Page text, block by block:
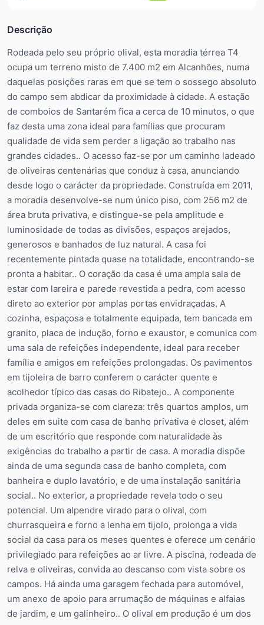
Descrição
Rodeada pelo seu próprio olival, esta moradia térrea T4
ocupa um terreno misto de 7.400 m2 em Alcanhões, numa
daquelas posições raras em que se tem o sossego absoluto
do campo sem abdicar da proximidade à cidade. A estação
de comboios de Santarém fica a cerca de 10 minutos, o que
faz desta uma zona ideal para famílias que procuram
qualidade de vida sem perder a ligação ao trabalho nas
grandes cidades.. O acesso faz-se por um caminho ladeado
de oliveiras centenárias que conduz à casa, anunciando
desde logo o carácter da propriedade. Construída em 2011,
a moradia desenvolve-se num único piso, com 256 m2 de
área bruta privativa, e distingue-se pela amplitude e
luminosidade de todas as divisões, espaços arejados,
generosos e banhados de luz natural. A casa foi
recentemente pintada quase na totalidade, encontrando-se
pronta a habitar.. O coração da casa é uma ampla sala de
estar com lareira e parede revestida a pedra, com acesso
direto ao exterior por amplas portas envidraçadas. A
cozinha, espaçosa e totalmente equipada, tem bancada em
granito, placa de indução, forno e exaustor, e comunica com
uma sala de refeições independente, ideal para receber
família e amigos em refeições prolongadas. Os pavimentos
em tijoleira de barro conferem o carácter quente e
acolhedor típico das casas do Ribatejo.. A componente
privada organiza-se com clareza: três quartos amplos, um
deles em suite com casa de banho privativa e closet, além
de um escritório que responde com naturalidade às
exigências do trabalho a partir de casa. A moradia dispõe
ainda de uma segunda casa de banho completa, com
banheira e duplo lavatório, e de uma instalação sanitária
social.. No exterior, a propriedade revela todo o seu
potencial. Um alpendre virado para o olival, com
churrasqueira e forno a lenha em tijolo, prolonga a vida
social da casa para os meses quentes e oferece um cenário
privilegiado para refeições ao ar livre. A piscina, rodeada de
relva e oliveiras, convida ao descanso com vista sobre os
campos. Há ainda uma garagem fechada para automóvel,
um anexo de apoio para arrumação de máquinas e alfaias
de jardim, e um galinheiro.. O olival em produção é um dos